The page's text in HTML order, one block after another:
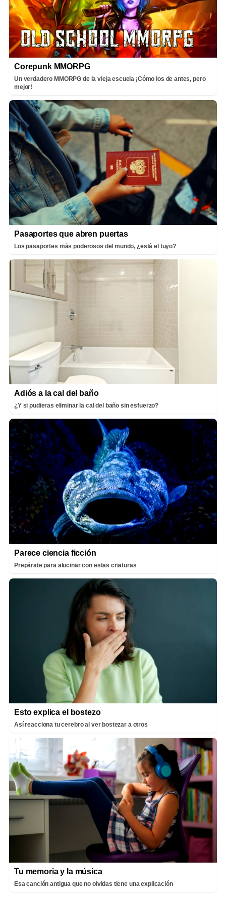
Corepunk MMORPG
Un verdadero MMORPG de la vieja escuela ¡Cómo los de antes, pero
mejor!
Pasaportes que abren puertas
Los pasaportes más poderosos del mundo, ¿está el tuyo?
Adiós a la cal del baño
¿Y si pudieras eliminar la cal del baño sin esfuerzo?
Parece ciencia ficción
Prepárate para alucinar con estas criaturas
Esto explica el bostezo
Así reacciona tu cerebro al ver bostezar a otros
Tu memoria y la música
Esa canción antigua que no olvidas tiene una explicación